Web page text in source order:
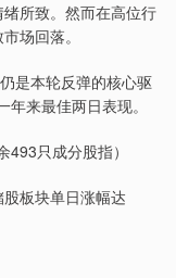
所致。然而在高位行
场回落。
是本轮反弹的核心驱
来最佳两日表现。
493只成分股指）
板块单日涨幅达